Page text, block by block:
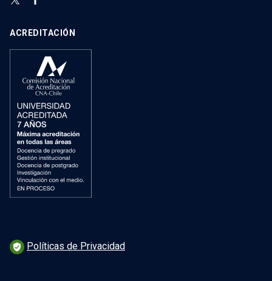
ACREDITACIÓN
verified_user Políticas de Privacidad